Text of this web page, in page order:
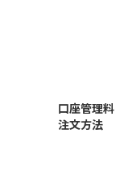
口座管理料
注文方法